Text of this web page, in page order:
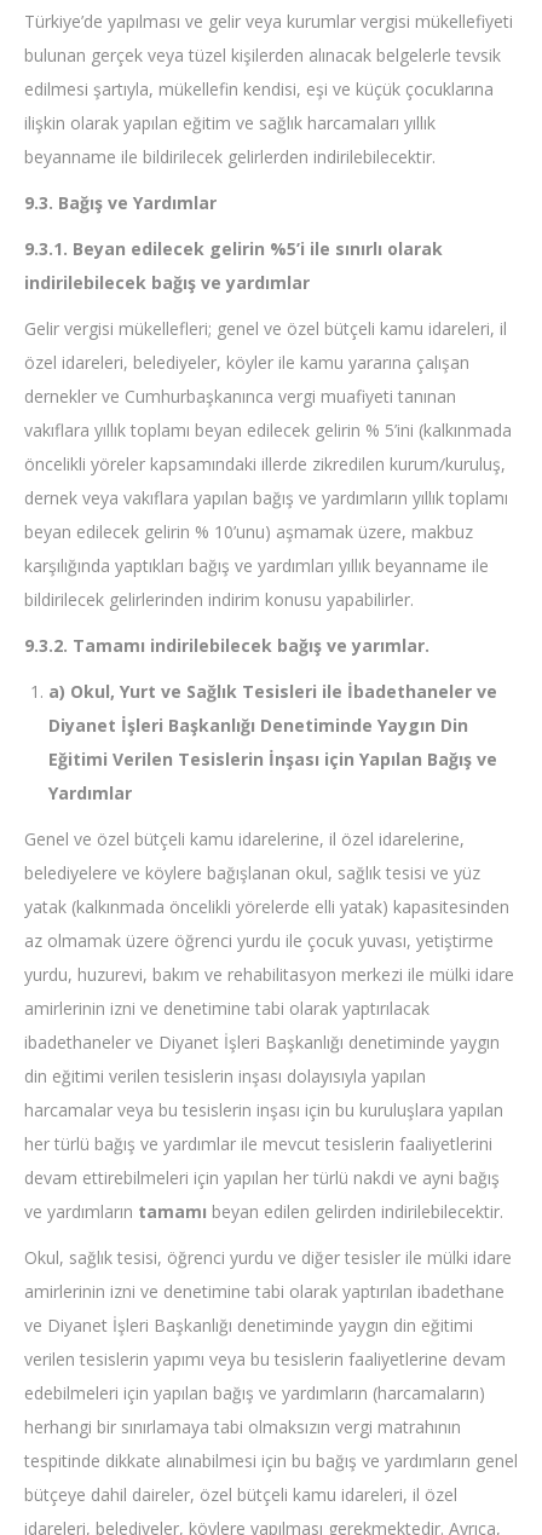
Türkiye’de yapılması ve gelir veya kurumlar vergisi mükellefiyeti
bulunan gerçek veya tüzel kişilerden alınacak belgelerle tevsik
edilmesi şartıyla, mükellefin kendisi, eşi ve küçük çocuklarına
ilişkin olarak yapılan eğitim ve sağlık harcamaları yıllık
beyanname ile bildirilecek gelirlerden indirilebilecektir.
9.3. Bağış ve Yardımlar
9.3.1. Beyan edilecek gelirin %5’i ile sınırlı olarak
indirilebilecek bağış ve yardımlar
Gelir vergisi mükellefleri; genel ve özel bütçeli kamu idareleri, il
özel idareleri, belediyeler, köyler ile kamu yararına çalışan
dernekler ve Cumhurbaşkanınca vergi muafiyeti tanınan
vakıflara yıllık toplamı beyan edilecek gelirin % 5’ini (kalkınmada
öncelikli yöreler kapsamındaki illerde zikredilen kurum/kuruluş,
dernek veya vakıflara yapılan bağış ve yardımların yıllık toplamı
beyan edilecek gelirin % 10’unu) aşmamak üzere, makbuz
karşılığında yaptıkları bağış ve yardımları yıllık beyanname ile
bildirilecek gelirlerinden indirim konusu yapabilirler.
9.3.2. Tamamı indirilebilecek bağış ve yarımlar.
a) Okul, Yurt ve Sağlık Tesisleri ile İbadethaneler ve
Diyanet İşleri Başkanlığı Denetiminde Yaygın Din
Eğitimi Verilen Tesislerin İnşası için Yapılan Bağış ve
Yardımlar
Genel ve özel bütçeli kamu idarelerine, il özel idarelerine,
belediyelere ve köylere bağışlanan okul, sağlık tesisi ve yüz
yatak (kalkınmada öncelikli yörelerde elli yatak) kapasitesinden
az olmamak üzere öğrenci yurdu ile çocuk yuvası, yetiştirme
yurdu, huzurevi, bakım ve rehabilitasyon merkezi ile mülki idare
amirlerinin izni ve denetimine tabi olarak yaptırılacak
ibadethaneler ve Diyanet İşleri Başkanlığı denetiminde yaygın
din eğitimi verilen tesislerin inşası dolayısıyla yapılan
harcamalar veya bu tesislerin inşası için bu kuruluşlara yapılan
her türlü bağış ve yardımlar ile mevcut tesislerin faaliyetlerini
devam ettirebilmeleri için yapılan her türlü nakdi ve ayni bağış
ve yardımların tamamı beyan edilen gelirden indirilebilecektir.
Okul, sağlık tesisi, öğrenci yurdu ve diğer tesisler ile mülki idare
amirlerinin izni ve denetimine tabi olarak yaptırılan ibadethane
ve Diyanet İşleri Başkanlığı denetiminde yaygın din eğitimi
verilen tesislerin yapımı veya bu tesislerin faaliyetlerine devam
edebilmeleri için yapılan bağış ve yardımların (harcamaların)
herhangi bir sınırlamaya tabi olmaksızın vergi matrahının
tespitinde dikkate alınabilmesi için bu bağış ve yardımların genel
bütçeye dahil daireler, özel bütçeli kamu idareleri, il özel
idareleri, belediyeler, köylere yapılması gerekmektedir. Ayrıca,